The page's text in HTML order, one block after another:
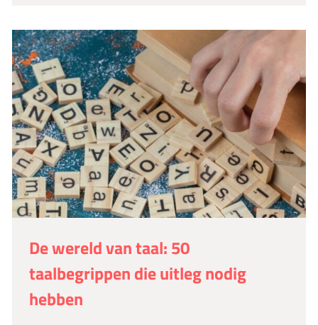
De wereld van taal: 50
taalbegrippen die uitleg nodig
hebben